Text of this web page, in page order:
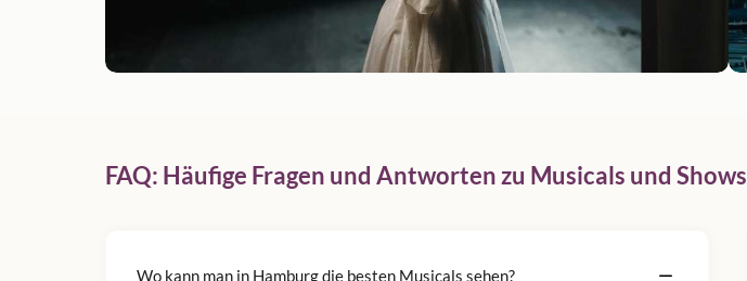
FAQ: Häufige Fragen und Antworten zu Musicals und Shows
Wo kann man in Hamburg die besten Musicals sehen?